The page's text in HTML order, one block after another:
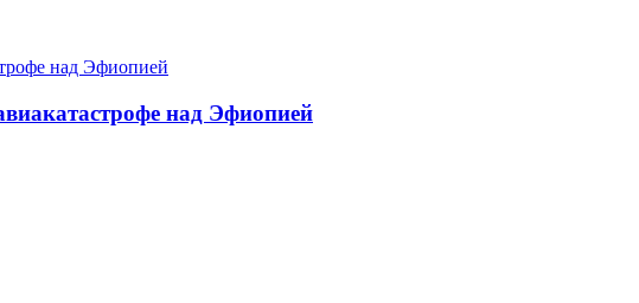
над Эфиопией